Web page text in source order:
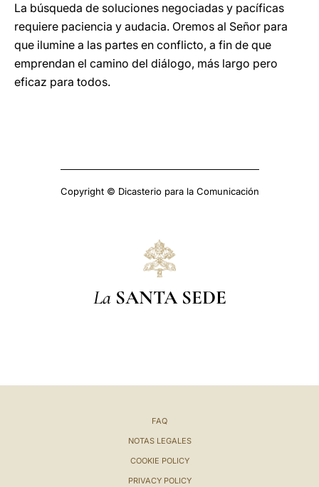
La búsqueda de soluciones negociadas y pacíficas
requiere paciencia y audacia. Oremos al Señor para
que ilumine a las partes en conflicto, a fin de que
emprendan el camino del diálogo, más largo pero
eficaz para todos.
Copyright © Dicasterio para la Comunicación
La SANTA SEDE
FAQ
NOTAS LEGALES
COOKIE POLICY
PRIVACY POLICY